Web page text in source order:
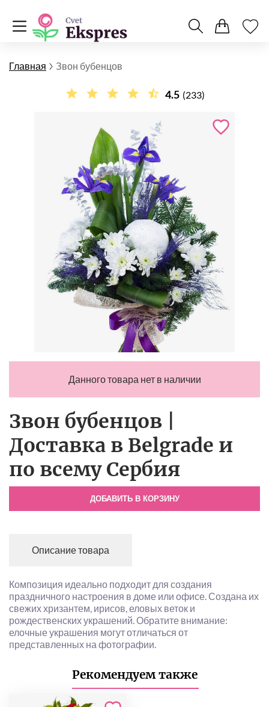
Главная Звон бубенцов
4.5 (233)
Данного товара нет в наличии
Звон бубенцов |
Доставка в Belgrade и
по всему Сербия
ДОБАВИТЬ В КОРЗИНУ
Описание товара
Композиция идеально подходит для создания
праздничного настроения в доме или офисе. Создана их
свежих хризантем, ирисов, еловых веток и
рождественских украшений. Обратите внимание:
елочные украшения могут отличаться от
представленных на фотографии.
Рекомендуем также